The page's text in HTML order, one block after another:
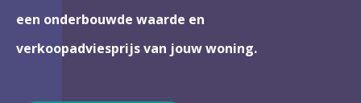
een onderbouwde waarde en
verkoopadviesprijs van jouw woning.